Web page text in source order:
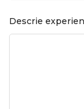
Descrie